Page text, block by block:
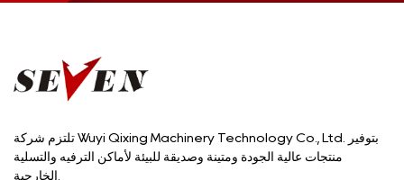
تلتزم شركة Wuyi Qixing Machinery Technology Co., Ltd. بتوفير
منتجات عالية الجودة ومتينة وصديقة للبيئة لأماكن الترفيه والتسلية